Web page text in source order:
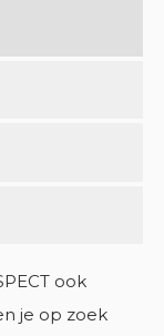
ook
je op zoek